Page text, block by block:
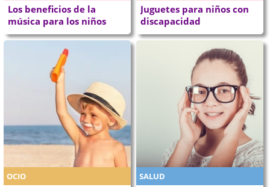
Los beneficios de la
música para los niños
Juguetes para niños con
discapacidad
OCIO SALUD